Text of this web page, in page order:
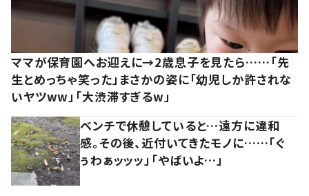
ママが保育園へお迎えに→2歳息子を見たら……「先
生とめっちゃ笑った」まさかの姿に「幼児しか許されな
いヤツww」「大渋滞すぎるw」
ベンチで休憩していると…遠方に違和
感。その後、近付いてきたモノに……「ぐ
ぅわぁッッッ」「やばいよ…」